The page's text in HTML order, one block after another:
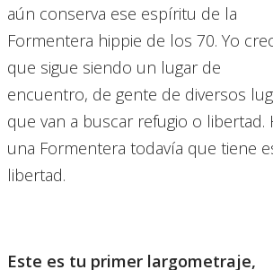
aún conserva ese espíritu de la
Formentera hippie de los 70. Yo
que sigue siendo un lugar de
encuentro, de gente de diversos
que van a buscar refugio o libertad.
una Formentera todavía que tiene
libertad.
Este es tu primer largometraje,